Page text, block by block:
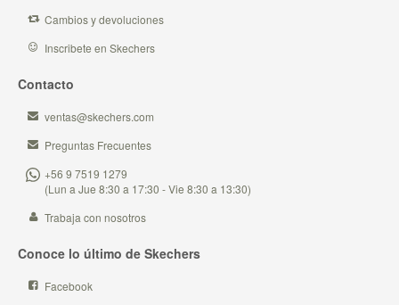
Cambios y devoluciones
Inscribete en Skechers
Contacto
ventas@skechers.com
Preguntas Frecuentes
+56 9 7519 1279
(Lun a Jue 8:30 a 17:30 - Vie 8:30 a 13:30)
Trabaja con nosotros
Conoce lo último de Skechers
Facebook